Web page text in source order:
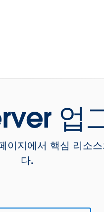
for 계획 및 가격
업
지에서 핵심 리소
다.